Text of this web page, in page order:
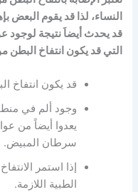
النساء، لذا قد يقوم البعض
قد يحدث أيضاَ نتيجة لوجود
التي قد يكون انتفاخ البطن
قد يكون انتفاخ
وجود ألم في
يعدوا أيضاً من
سرطان المبيض.
إذا استمر
الطبية اللازمة.